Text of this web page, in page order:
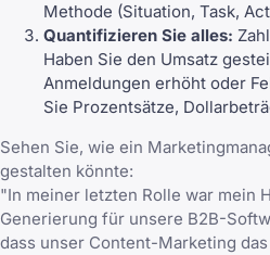
Methode (Situation, Task,
Quantifizieren Sie alles:
Haben Sie den Umsatz
Anmeldungen erhöht oder
Sie Prozentsätze,
Sehen Sie, wie ein
gestalten könnte:
"In meiner letzten Rolle war mein
Generierung für unsere B2B-
dass unser Content-Marketing